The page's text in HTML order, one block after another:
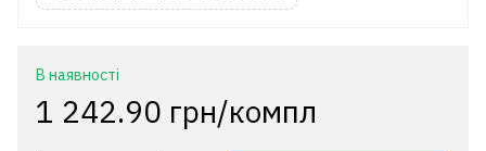
В наявності
1 242.90 грн/компл